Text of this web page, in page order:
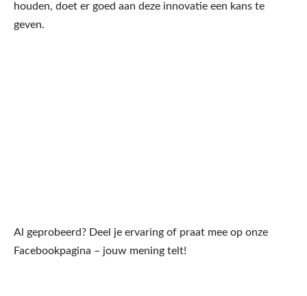
houden, doet er goed aan deze innovatie een kans te
geven.
Al geprobeerd? Deel je ervaring of praat mee op onze
Facebookpagina – jouw mening telt!